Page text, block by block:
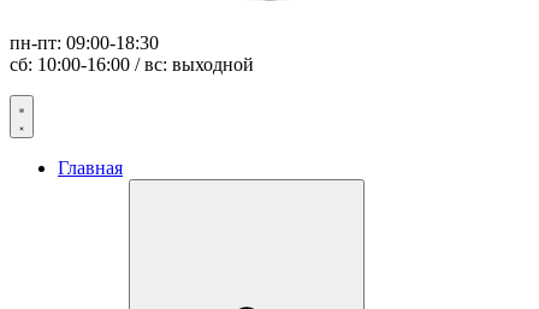
пн-пт: 09:00-18:30
сб: 10:00-16:00 / вс: выходной
Главная